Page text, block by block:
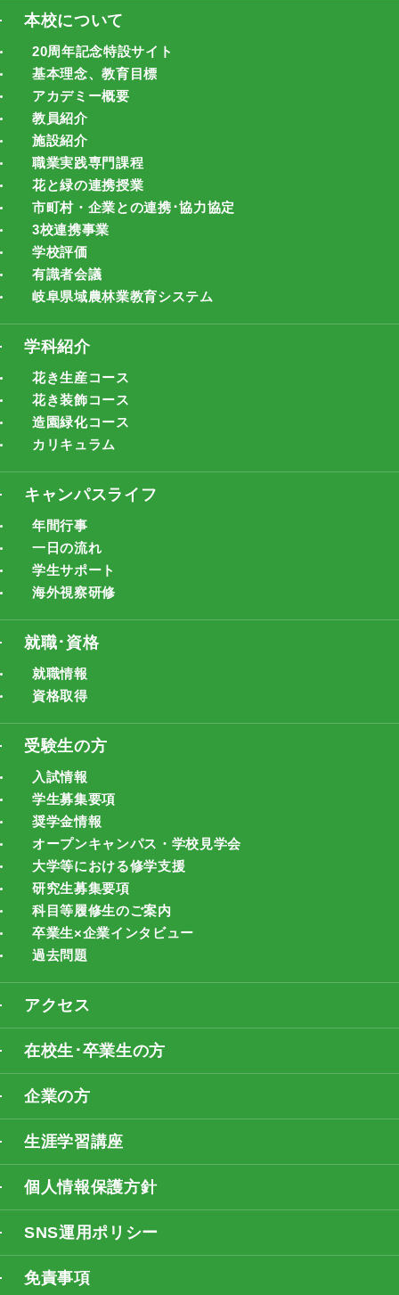
本校について
20周年記念特設サイト
基本理念、教育目標
アカデミー概要
教員紹介
施設紹介
職業実践専門課程
花と緑の連携授業
市町村・企業との連携･協力協定
3校連携事業
学校評価
有識者会議
岐阜県域農林業教育システム
学科紹介
花き生産コース
花き装飾コース
造園緑化コース
カリキュラム
キャンパスライフ
年間行事
一日の流れ
学生サポート
海外視察研修
就職･資格
就職情報
資格取得
受験生の方
入試情報
学生募集要項
奨学金情報
オープンキャンパス・学校見学会
大学等における修学支援
研究生募集要項
科目等履修生のご案内
卒業生×企業インタビュー
過去問題
アクセス
在校生･卒業生の方
企業の方
生涯学習講座
個人情報保護方針
SNS運用ポリシー
免責事項